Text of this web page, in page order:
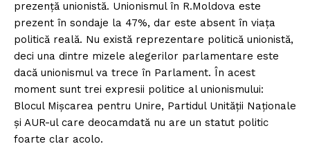
prezență unionistă. Unionismul în R.Moldova este
prezent în sondaje la 47%, dar este absent în viața
politică reală. Nu există reprezentare politică unionistă,
deci una dintre mizele alegerilor parlamentare este
dacă unionismul va trece în Parlament. În acest
moment sunt trei expresii politice al unionismului:
Blocul Mișcarea pentru Unire, Partidul Unității Naționale
și AUR-ul care deocamdată nu are un statut politic
foarte clar acolo.